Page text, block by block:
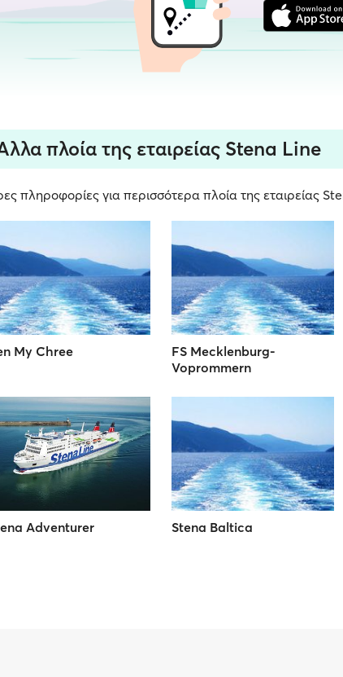
πλοία της εταιρείας Stena Line
πληροφορίες για περισσότερα πλοία της εταιρείας
My Chree
FS Mecklenburg-
Voprommern
Adventurer Stena Baltica